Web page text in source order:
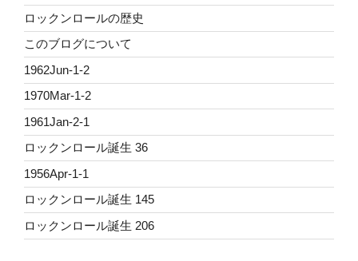
ロックンロールの歴史
このブログについて
1962Jun-1-2
1970Mar-1-2
1961Jan-2-1
ロックンロール誕生 36
1956Apr-1-1
ロックンロール誕生 145
ロックンロール誕生 206